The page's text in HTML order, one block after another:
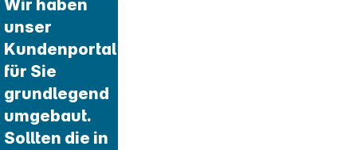
Wir haben
unser
Kundenportal
für Sie
grundlegend
umgebaut.
Sollten die in